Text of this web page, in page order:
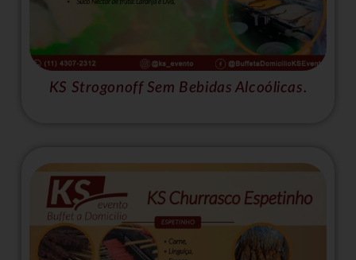
KS Strogonoff Sem Bebidas Alcoólicas.